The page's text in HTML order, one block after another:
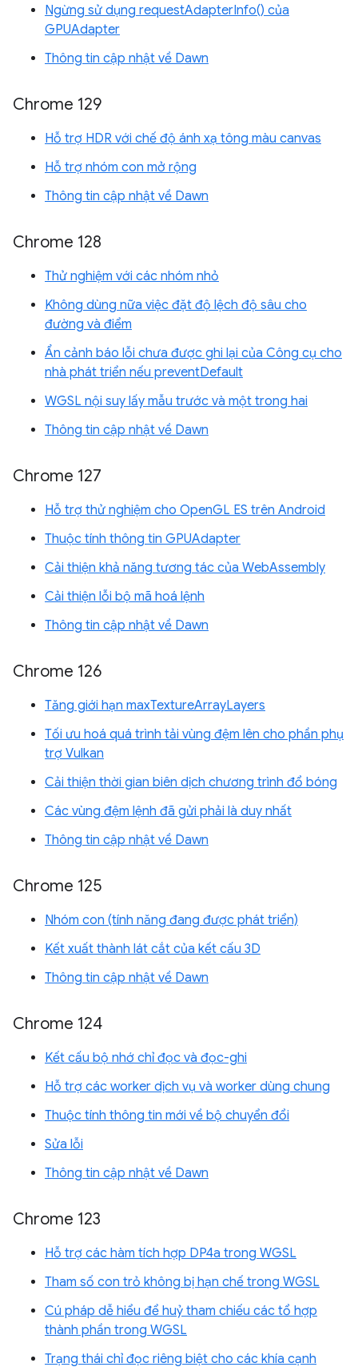
Ngừng sử dụng requestAdapterInfo() của
GPUAdapter
Thông tin cập nhật về Dawn
Chrome 129
Hỗ trợ HDR với chế độ ánh xạ tông màu canvas
Hỗ trợ nhóm con mở rộng
Thông tin cập nhật về Dawn
Chrome 128
Thử nghiệm với các nhóm nhỏ
Không dùng nữa việc đặt độ lệch độ sâu cho
đường và điểm
Ẩn cảnh báo lỗi chưa được ghi lại của Công cụ cho
nhà phát triển nếu preventDefault
WGSL nội suy lấy mẫu trước và một trong hai
Thông tin cập nhật về Dawn
Chrome 127
Hỗ trợ thử nghiệm cho OpenGL ES trên Android
Thuộc tính thông tin GPUAdapter
Cải thiện khả năng tương tác của WebAssembly
Cải thiện lỗi bộ mã hoá lệnh
Thông tin cập nhật về Dawn
Chrome 126
Tăng giới hạn maxTextureArrayLayers
Tối ưu hoá quá trình tải vùng đệm lên cho phần phụ
trợ Vulkan
Cải thiện thời gian biên dịch chương trình đổ bóng
Các vùng đệm lệnh đã gửi phải là duy nhất
Thông tin cập nhật về Dawn
Chrome 125
Nhóm con (tính năng đang được phát triển)
Kết xuất thành lát cắt của kết cấu 3D
Thông tin cập nhật về Dawn
Chrome 124
Kết cấu bộ nhớ chỉ đọc và đọc-ghi
Hỗ trợ các worker dịch vụ và worker dùng chung
Thuộc tính thông tin mới về bộ chuyển đổi
Sửa lỗi
Thông tin cập nhật về Dawn
Chrome 123
Hỗ trợ các hàm tích hợp DP4a trong WGSL
Tham số con trỏ không bị hạn chế trong WGSL
Cú pháp dễ hiểu để huỷ tham chiếu các tổ hợp
thành phần trong WGSL
Trạng thái chỉ đọc riêng biệt cho các khía cạnh